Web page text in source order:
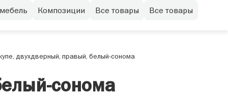
Композиции Все товары Все товары
двухдверный, правый, белый-сонома
сонома